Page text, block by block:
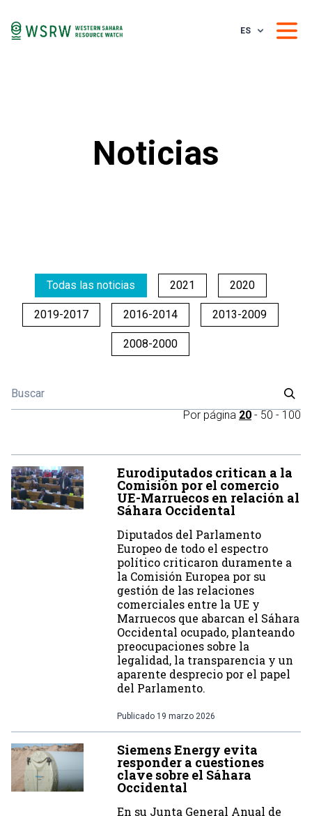
ES
Noticias
Todas las noticias 2021 2020
2019-2017 2016-2014 2013-2009
2008-2000
Por página 20 - 50 - 100
Eurodiputados critican a la
Comisión por el comercio
UE-Marruecos en relación al
Sáhara Occidental
Diputados del Parlamento
Europeo de todo el espectro
político criticaron duramente a
la Comisión Europea por su
gestión de las relaciones
comerciales entre la UE y
Marruecos que abarcan el Sáhara
Occidental ocupado, planteando
preocupaciones sobre la
legalidad, la transparencia y un
aparente desprecio por el papel
del Parlamento.
Publicado 19 marzo 2026
Siemens Energy evita
responder a cuestiones
clave sobre el Sáhara
Occidental
En su Junta General Anual de